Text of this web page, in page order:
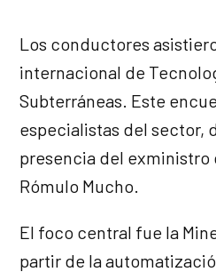
Los conductores
internacional de
Subterráneas. Este
especialistas del sector,
presencia del exministro
Rómulo Mucho.
El foco central fue la
partir de la